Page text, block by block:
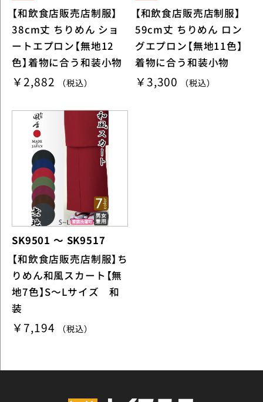
【和飲食店販売店制服】
38cm丈 ちりめん ショ
ートエプロン【無地12
色】着物に合う和装小物
￥2,882 （税込）
【和飲食店販売店制服】
59cm丈 ちりめん ロン
グエプロン【無地11色】
着物に合う和装小物
￥3,300 （税込）
SK9501 ～ SK9517
【和飲食店販売店制服】ち
りめん和風スカート【無
地7色】S～Lサイズ 和
装
￥7,194 （税込）